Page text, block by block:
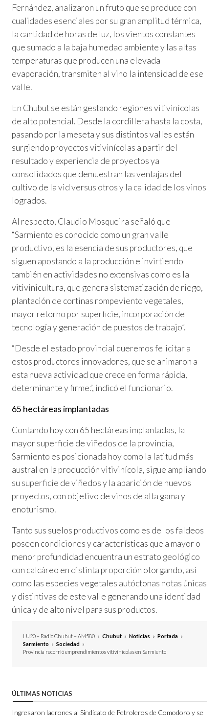
Fernández, analizaron un fruto que se produce con
cualidades esenciales por su gran amplitud térmica,
la cantidad de horas de luz, los vientos constantes
que sumado a la baja humedad ambiente y las altas
temperaturas que producen una elevada
evaporación, transmiten al vino la intensidad de ese
valle.
En Chubut se están gestando regiones vitivinícolas
de alto potencial. Desde la cordillera hasta la costa,
pasando por la meseta y sus distintos valles están
surgiendo proyectos vitivinícolas a partir del
resultado y experiencia de proyectos ya
consolidados que demuestran las ventajas del
cultivo de la vid versus otros y la calidad de los vinos
logrados.
Al respecto, Claudio Mosqueira señaló que
“Sarmiento es conocido como un gran valle
productivo, es la esencia de sus productores, que
siguen apostando a la producción e invirtiendo
también en actividades no extensivas como es la
vitivinicultura, que genera sistematización de riego,
plantación de cortinas rompeviento vegetales,
mayor retorno por superficie, incorporación de
tecnología y generación de puestos de trabajo”.
“Desde el estado provincial queremos felicitar a
estos productores innovadores, que se animaron a
esta nueva actividad que crece en forma rápida,
determinante y firme.”, indicó el funcionario.
65 hectáreas implantadas
Contando hoy con 65 hectáreas implantadas, la
mayor superficie de viñedos de la provincia,
Sarmiento es posicionada hoy como la latitud más
austral en la producción vitivinícola, sigue ampliando
su superficie de viñedos y la aparición de nuevos
proyectos, con objetivo de vinos de alta gama y
enoturismo.
Tanto sus suelos productivos como es de los faldeos
poseen condiciones y características que a mayor o
menor profundidad encuentra un estrato geológico
con calcáreo en distinta proporción otorgando, así
como las especies vegetales autóctonas notas únicas
y distintivas de este valle generando una identidad
única y de alto nivel para sus productos.
LU20 – Radio Chubut – AM580 » Chubut » Noticias » Portada »
Sarmiento » Sociedad »
Provincia recorrió emprendimientos vitivinícolas en Sarmiento
ÚLTIMAS NOTICIAS
Ingresaron ladrones al Sindicato de Petroleros de Comodoro y se